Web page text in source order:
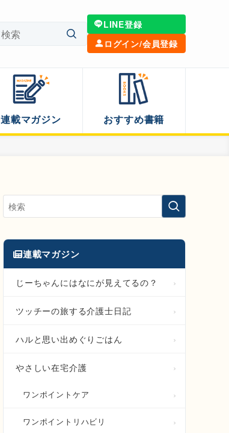
LINE登録
ログイン/会員登録
連載マガジン おすすめ書籍
じーちゃんに
連載マガジン
じーちゃんにはなにが見えてるの？
ツッチーの旅する介護士日記
ハルと思い出めぐりごはん
やさしい在宅介護
ワンポイントケア
ワンポイントリハビリ